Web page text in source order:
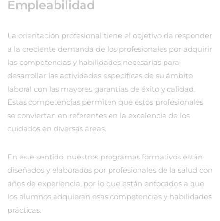
Empleabilidad
La orientación profesional tiene el objetivo de responder
a la creciente demanda de los profesionales por adquirir
las competencias y habilidades necesarias para
desarrollar las actividades específicas de su ámbito
laboral con las mayores garantías de éxito y calidad.
Estas competencias permiten que estos profesionales
se conviertan en referentes en la excelencia de los
cuidados en diversas áreas.
En este sentido, nuestros programas formativos están
diseñados y elaborados por profesionales de la salud con
años de experiencia, por lo que están enfocados a que
los alumnos adquieran esas competencias y habilidades
prácticas.